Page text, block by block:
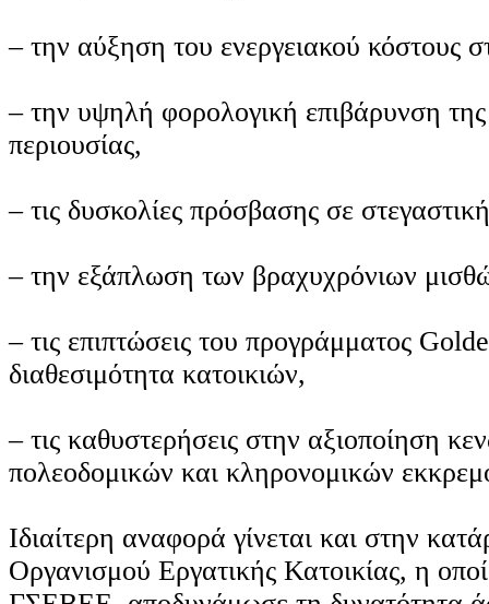
– την αύξηση του ενεργειακού κόστους
– την υψηλή φορολογική επιβάρυνση της
περιουσίας,
– τις δυσκολίες πρόσβασης σε
– την εξάπλωση των βραχυχρόνιων
– τις επιπτώσεις του προγράμματος
διαθεσιμότητα κατοικιών,
– τις καθυστερήσεις στην αξιοποίηση
πολεοδομικών και κληρονομικών
Ιδιαίτερη αναφορά γίνεται και στην
Οργανισμού Εργατικής Κατοικίας, η